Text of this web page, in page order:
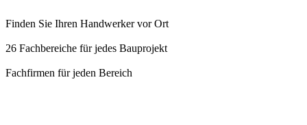
Finden Sie Ihren Handwerker vor Ort
26 Fachbereiche für jedes Bauprojekt
Fachfirmen für jeden Bereich